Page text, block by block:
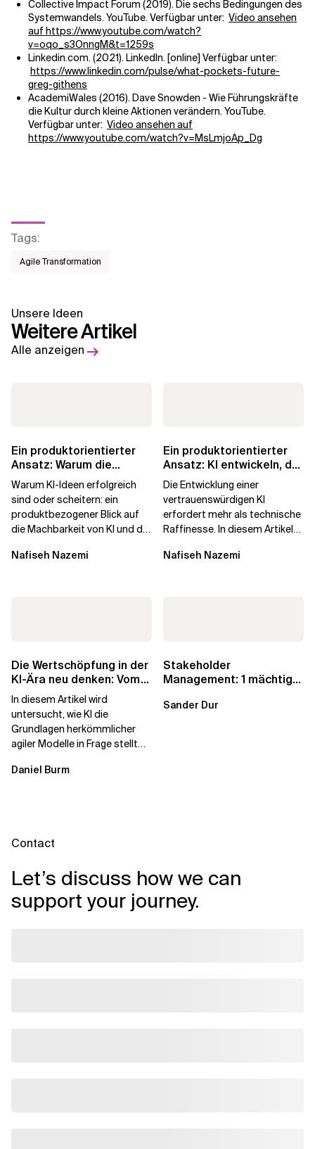
Collective Impact Forum (2019). Die sechs Bedingungen des
Systemwandels. YouTube. Verfügbar unter: Video ansehen
auf https://www.youtube.com/watch?
v=oqo_s3OnngM&t=1259s
Linkedin.com. (2021). LinkedIn. [online] Verfügbar unter:
https://www.linkedin.com/pulse/what-pockets-future-
greg-githens
AcademiWales (2016). Dave Snowden - Wie Führungskräfte
die Kultur durch kleine Aktionen verändern. YouTube.
Verfügbar unter: Video ansehen auf
https://www.youtube.com/watch?v=MsLmjoAp_Dg
Tags:
Agile Transformation
Unsere Ideen
Weitere Artikel
Alle anzeigen
Ein produktorientierter
Ansatz: Warum die
Machbarkeit von KI
darüber...
Warum KI-Ideen erfolgreich
sind oder scheitern: ein
produktbezogener Blick auf
die Machbarkeit von KI und die
verarbeiten, und...
Nafiseh Nazemi
Ein produktorientierter
Ansatz: KI entwickeln, der
die Menschen vertrauen
Die Entwicklung einer
vertrauenswürdigen KI
erfordert mehr als technische
Raffinesse. In diesem Artikel
Begehrlichkeit von KI...
Nafiseh Nazemi
Die Wertschöpfung in der
KI-Ära neu denken: Vom
agilen Altbestand zu...
In diesem Artikel wird
untersucht, wie KI die
Grundlagen herkömmlicher
agiler Modelle in Frage stellt
Betriebsmodell...
Daniel Burm
Stakeholder
Management: 1 mächtige
Sander Dur
Contact
Let’s discuss how we can
support your journey.